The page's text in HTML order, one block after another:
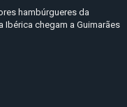
hambúrgueres da
Ibérica chegam a Guimarães